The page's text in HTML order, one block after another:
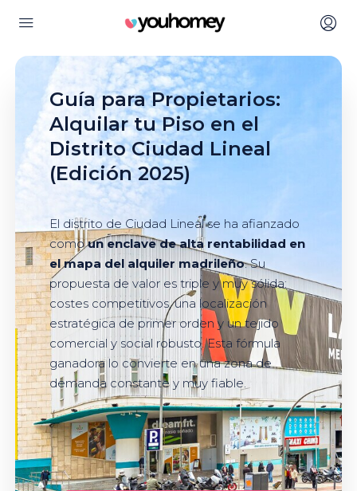
Guía para Propietarios:
Alquilar tu Piso en el
Distrito Ciudad Lineal
(Edición 2025)
El distrito de Ciudad Lineal se ha afianzado
comoun enclave de alta rentabilidad en
el mapa del alquiler madrileño. Su
propuesta de valor es triple y muy sólida:
costes competitivos, una localización
estratégica de primer orden y un tejido
comercial y social robusto. Esta fórmula
ganadora lo convierte en una zona de
demanda constante y muy fiable.